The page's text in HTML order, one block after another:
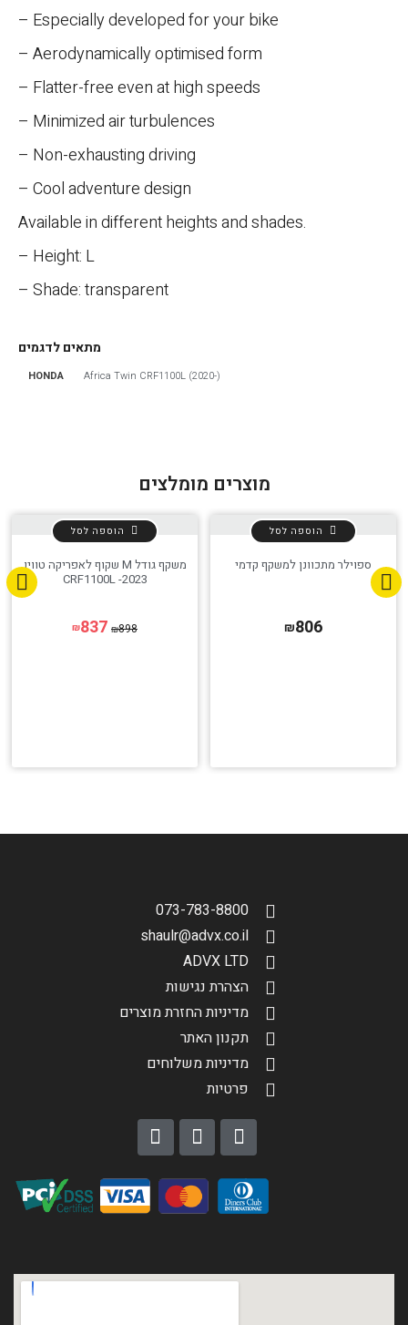
– Especially developed for your bike
– Aerodynamically optimised form
– Flatter-free even at high speeds
– Minimized air turbulences
– Non-exhausting driving
– Cool adventure design
Available in different heights and shades.
– Height: L
– Shade: transparent
מתאים לדגמים
HONDA Africa Twin CRF1100L (2020-)
מוצרים מומלצים
ספוילר מתכוונן למשקף קדמי
₪806
הוספה לסל
משקף גודל M שקוף לאפריקה טווין
CRF1100L -2023
₪898
₪837
הוספה לסל
073-783-8800
shaulr@advx.co.il
ADVX LTD
הצהרת נגישות
מדיניות החזרת מוצרים
תקנון האתר
מדיניות משלוחים
פרטיות
הגדר סוג האופנוע שלך